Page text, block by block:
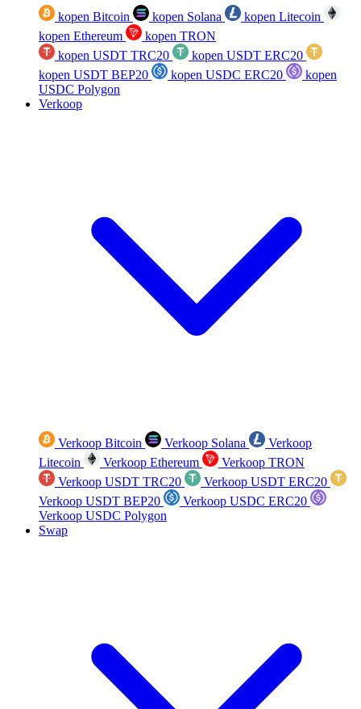
kopen Bitcoin kopen Solana
kopen Litecoin
kopen Ethereum
kopen TRON
kopen USDT TRC20
kopen USDT ERC20
kopen USDT BEP20
kopen USDC ERC20
kopen
USDC Polygon
Verkoop
Verkoop Bitcoin Verkoop Solana
Verkoop
Litecoin
Verkoop Ethereum
Verkoop TRON
Verkoop USDT TRC20
Verkoop USDT ERC20
Verkoop USDT BEP20
Verkoop USDC ERC20
Verkoop USDC Polygon
Swap